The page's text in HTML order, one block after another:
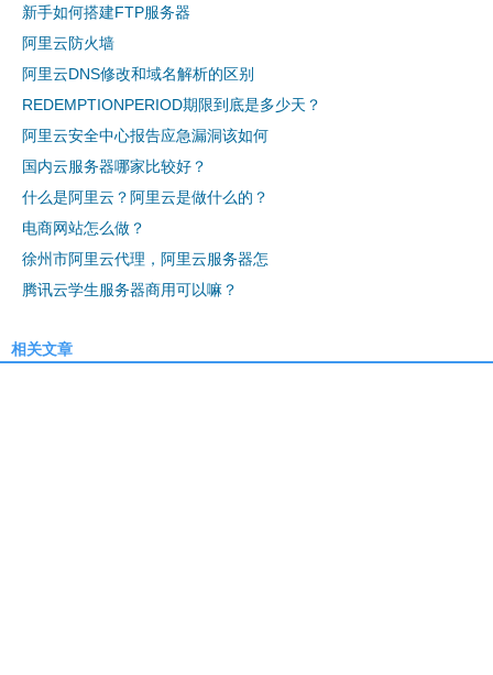
新手如何搭建FTP服务器
阿里云防火墙
阿里云DNS修改和域名解析的区别
REDEMPTIONPERIOD期限到底是多少天？
阿里云安全中心报告应急漏洞该如何
国内云服务器哪家比较好？
什么是阿里云？阿里云是做什么的？
电商网站怎么做？
徐州市阿里云代理，阿里云服务器怎
腾讯云学生服务器商用可以嘛？
相关文章